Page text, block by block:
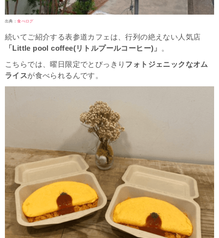
出典：食べログ
続いてご紹介する表参道カフェは、行列の絶えない人気店
「Little pool coffee(リトルプールコーヒー)」 。
こちらでは、曜日限定でとびっきり フォトジェニックなオム
ライスが食べられるんです。